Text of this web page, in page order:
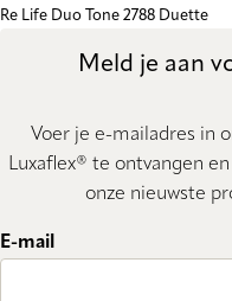
Re Life Duo Tone 2788 Duette
Meld je aan
Voer je e-mailadres in
Luxaflex® te ontvangen
onze nieuwste
E-mail